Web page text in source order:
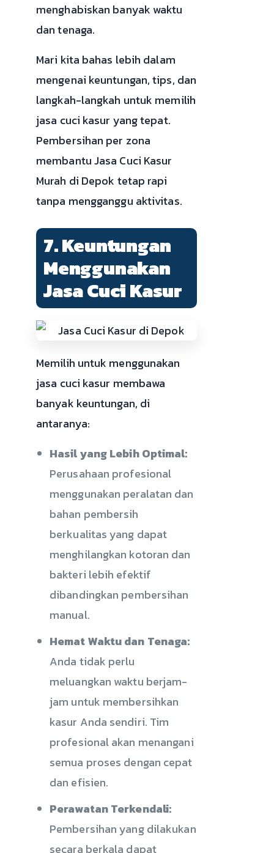
menghabiskan banyak waktu
dan tenaga.
Mari kita bahas lebih dalam
mengenai keuntungan, tips, dan
langkah-langkah untuk memilih
jasa cuci kasur yang tepat.
Pembersihan per zona
membantu Jasa Cuci Kasur
Murah di Depok tetap rapi
tanpa mengganggu aktivitas.
7. Keuntungan
Menggunakan
Jasa Cuci Kasur
Memilih untuk menggunakan
jasa cuci kasur membawa
banyak keuntungan, di
antaranya:
Hasil yang Lebih Optimal:
Perusahaan profesional
menggunakan peralatan dan
bahan pembersih
berkualitas yang dapat
menghilangkan kotoran dan
bakteri lebih efektif
dibandingkan pembersihan
manual.
Hemat Waktu dan Tenaga:
Anda tidak perlu
meluangkan waktu berjam-
jam untuk membersihkan
kasur Anda sendiri. Tim
profesional akan menangani
semua proses dengan cepat
dan efisien.
Perawatan Terkendali:
Pembersihan yang dilakukan
secara berkala dapat